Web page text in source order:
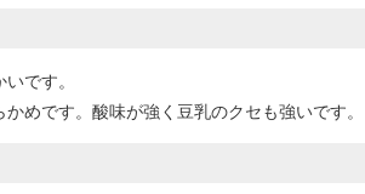
です。
めです。酸味が強く豆乳のクセも強いです。